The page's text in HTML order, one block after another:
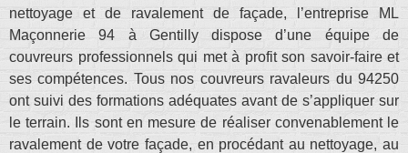
nettoyage et de ravalement de façade, l’entreprise ML
Maçonnerie 94 à Gentilly dispose d’une équipe de
couvreurs professionnels qui met à profit son savoir-faire et
ses compétences. Tous nos couvreurs ravaleurs du 94250
ont suivi des formations adéquates avant de s’appliquer sur
le terrain. Ils sont en mesure de réaliser convenablement le
ravalement de votre façade, en procédant au nettoyage, au